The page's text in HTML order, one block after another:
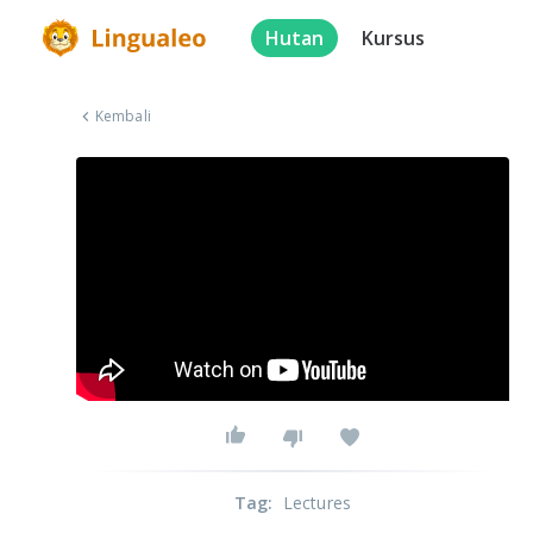
Hutan Kursus
Kembali
Tag: Lectures